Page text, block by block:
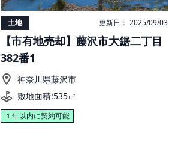
土地 更新日： 2025/09/03
【市有地売却】藤沢市大鋸二丁目
382番1
神奈川県藤沢市
敷地面積:535㎡
１年以内に契約可能